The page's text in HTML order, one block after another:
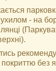
- на
без